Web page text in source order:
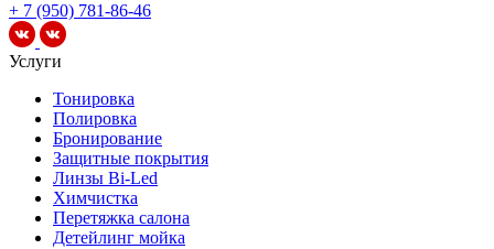
+ 7 (950) 781-86-46
Услуги
Тонировка
Полировка
Бронирование
Защитные покрытия
Линзы Bi-Led
Химчистка
Перетяжка салона
Детейлинг мойка